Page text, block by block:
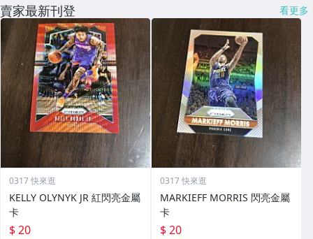
賣家最新刊登 看更多
0317 快來逛
KELLY OLYNYK JR 紅閃亮金屬
卡
$ 20
0317 快來逛
MARKIEFF MORRIS 閃亮金屬
卡
$ 20